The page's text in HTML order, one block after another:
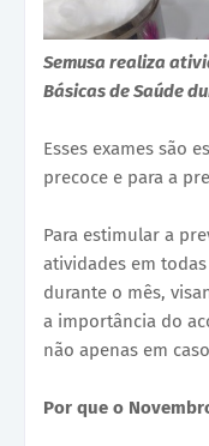
Semusa realiza
Básicas de Saúde
Esses exames são
precoce e para a
Para estimular a
atividades em
durante o mês,
a importância do
não apenas em
Por que o